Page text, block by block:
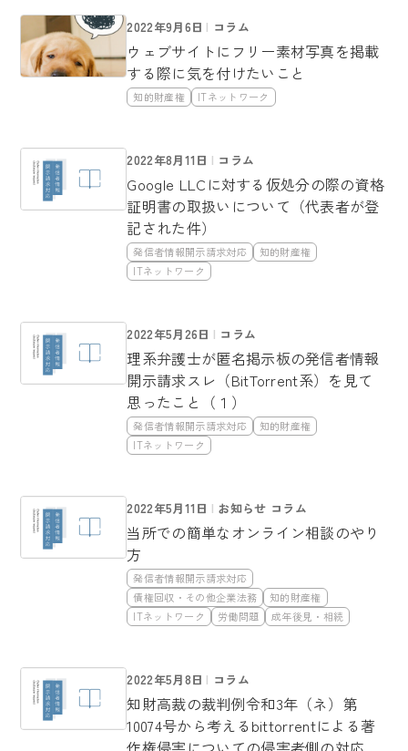
2022年9月6日 コラム
ウェブサイトにフリー素材写真を掲載
する際に気を付けたいこと
知的財産権 ITネットワーク
2022年8月11日 コラム
Google LLCに対する仮処分の際の資格
証明書の取扱いについて（代表者が登
記された件）
発信者情報開示請求対応
知的財産権
ITネットワーク
2022年5月26日 コラム
理系弁護士が匿名掲示板の発信者情報
開示請求スレ（BitTorrent系）を見て
思ったこと（１）
発信者情報開示請求対応
知的財産権
ITネットワーク
2022年5月11日 お知らせ コラム
当所での簡単なオンライン相談のやり
方
発信者情報開示請求対応
債権回収・その他企業法務
知的財産権
ITネットワーク
労働問題 成年後見・相続
2022年5月8日 コラム
知財高裁の裁判例令和3年（ネ）第
10074号から考えるbittorrentによる著